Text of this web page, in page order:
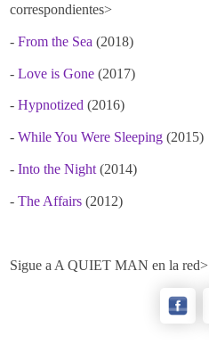
correspondientes>
- From the Sea (2018)
- Love is Gone (2017)
- Hypnotized (2016)
- While You Were Sleeping (2015)
- Into the Night (2014)
- The Affairs (2012)
Sigue a A QUIET MAN en la red>